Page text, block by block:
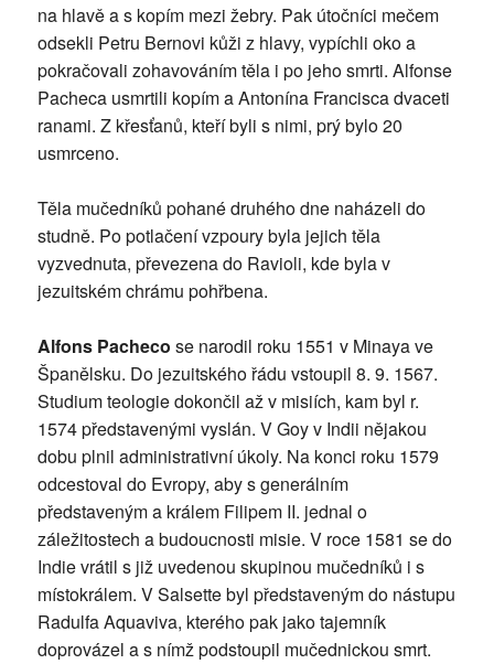
na hlavě a s kopím mezi žebry. Pak útočníci mečem
odsekli Petru Bernovi kůži z hlavy, vypíchli oko a
pokračovali zohavováním těla i po jeho smrti. Alfonse
Pacheca usmrtili kopím a Antonína Francisca dvaceti
ranami. Z křesťanů, kteří byli s nimi, prý bylo 20
usmrceno.
Těla mučedníků pohané druhého dne naházeli do
studně. Po potlačení vzpoury byla jejich těla
vyzvednuta, převezena do Ravioli, kde byla v
jezuitském chrámu pohřbena.
Alfons Pacheco se narodil roku 1551 v Minaya ve
Španělsku. Do jezuitského řádu vstoupil 8. 9. 1567.
Studium teologie dokončil až v misiích, kam byl r.
1574 představenými vyslán. V Goy v Indii nějakou
dobu plnil administrativní úkoly. Na konci roku 1579
odcestoval do Evropy, aby s generálním
představeným a králem Filipem II. jednal o
záležitostech a budoucnosti misie. V roce 1581 se do
Indie vrátil s již uvedenou skupinou mučedníků i s
místokrálem. V Salsette byl představeným do nástupu
Radulfa Aquaviva, kterého pak jako tajemník
doprovázel a s nímž podstoupil mučednickou smrt.